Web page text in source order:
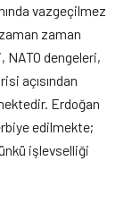
vazgeçilmez
zaman
NATO dengeleri,
açısından
Erdoğan
edilmekte;
işlevselliği